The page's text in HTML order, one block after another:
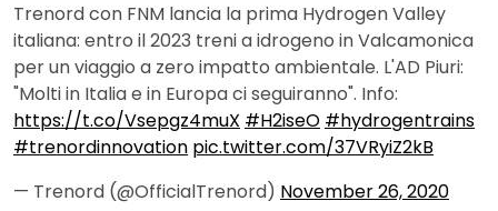
Trenord con FNM lancia la prima Hydrogen Valley
italiana: entro il 2023 treni a idrogeno in Valcamonica
per un viaggio a zero impatto ambientale. L'AD Piuri:
"Molti in Italia e in Europa ci seguiranno". Info:
https://t.co/Vsepgz4muX #H2iseO #hydrogentrains
#trenordinnovation pic.twitter.com/37VRyiZ2kB
— Trenord (@OfficialTrenord) November 26, 2020